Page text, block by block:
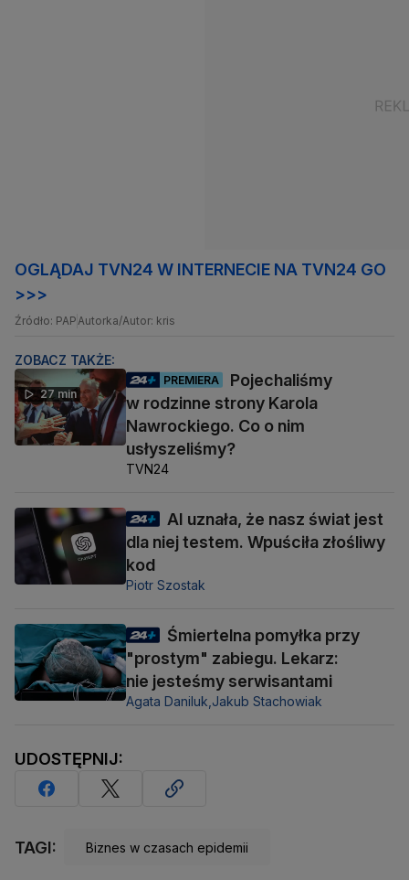
OGLĄDAJ TVN24 W INTERNECIE NA TVN24 GO
>>>
Źródło: PAPAutorka/Autor: kris
ZOBACZ TAKŻE:
27 min
PREMIERA
Pojechaliśmy
w rodzinne strony Karola
Nawrockiego. Co o nim
usłyszeliśmy?
TVN24
AI uznała, że nasz świat jest
dla niej testem. Wpuściła złośliwy
kod
Piotr Szostak
Śmiertelna pomyłka przy
"prostym" zabiegu. Lekarz:
nie jesteśmy serwisantami
Agata Daniluk, Jakub Stachowiak
UDOSTĘPNIJ:
TAGI: Biznes w czasach epidemii